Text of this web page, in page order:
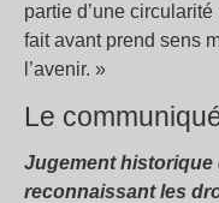
partie d’une
fait avant prend sens
l’avenir. »
Le
Jugement historique
reconnaissant les